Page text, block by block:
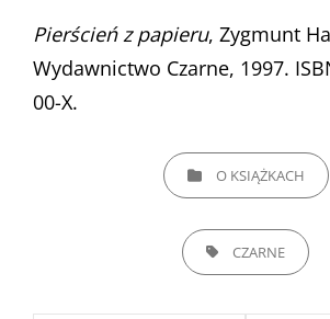
Pierścień z papieru, Zygmunt
Wydawnictwo Czarne, 1997.
00-X.
CATEGORIESO KSIĄŻKACH
TAGS, CZARNE